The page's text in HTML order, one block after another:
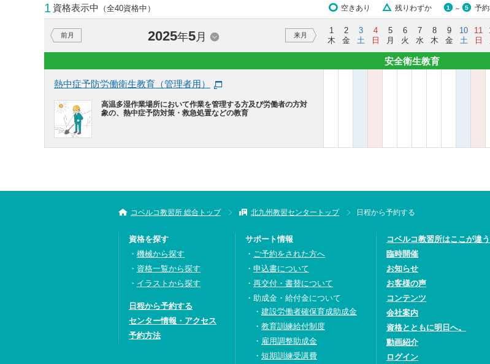
1 資格表示中 （全40資格中） 空きあり 残りわずか 1 ～ 5 予
前月 2025年5月 来月
1
木
2
金
3
土
4
日
5
月
6
火
7
水
8
木
9
金
10
土
11
日
安全衛生教育
熱中症予防労働衛生教育（管理者用）
高温多湿作業場所において作業を管理する方及び労働者の方対
象の、熱中症予防対策・救急処置などの教育
コベルコ教習所 総合トップ 北九州教習センタートップ 日程から予約する
資格を探す
機械から探す
資格一覧から探す
イラストから探す
日程から予約する
センター情報・アクセス
予約方法
サポート情報
ご予約をされた方へ
申込書について
再交付・書替について
助成金・給付金について
建設労働者確保育成助成金
教育訓練給付制度
雇用調整助成金
短期訓練受講費
コベルコ教習所はここが違う
臨時開催
お知らせ
お客様の声
コンテンツ
会社案内
資格とともに明日へ。
動画紹介
ログイン